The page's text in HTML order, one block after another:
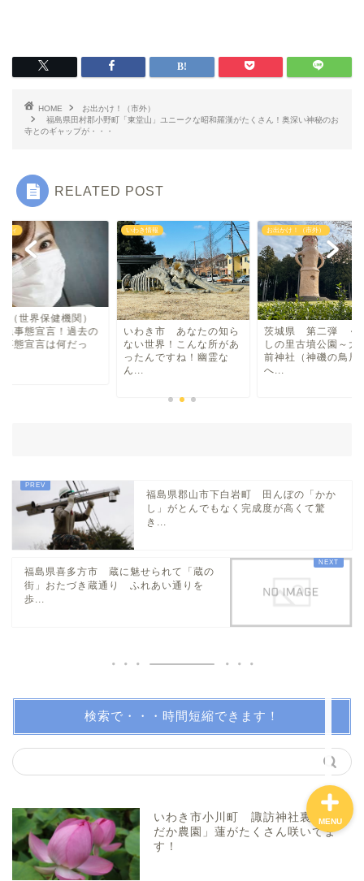
HOME
お出かけ！（市外）
福島県田村郡小野町「東堂山」ユニークな昭和羅漢がたくさん！奥深い神秘のお
寺とのギャップが・・・
RELATED POST
情報
き市 あなたの知ら
世界！こんな所があ
お出かけ！（市外）
茨城県 第二弾 くれふ
しの里古墳公園～大洗磯
前神社（神磯の鳥居）
へ...
トレンディ
WHO（世界保健機
が緊急事態宣言！過
緊急事態宣言は何だ
た...
福島県郡山市下白岩町 田んぼの「かか
し」がとんでもなく完成度が高くて驚
き...
福島県喜多方市 蔵に魅せられて「蔵の
街」おたづき蔵通り ふれあい通りを
歩...
検索で・・・時間短縮できます！
いわき市小川町 諏訪神社裏の「め
だか農園」蓮がたくさん咲いてま
す！
MENU
わらしべ長者
泉・植田・遠野・田人方面
小名浜・江名方面
日帰り温泉
伝説・歴史
アクアマリンふくしま近辺
親子で体験！
プロフィール（問い合わ
せ）